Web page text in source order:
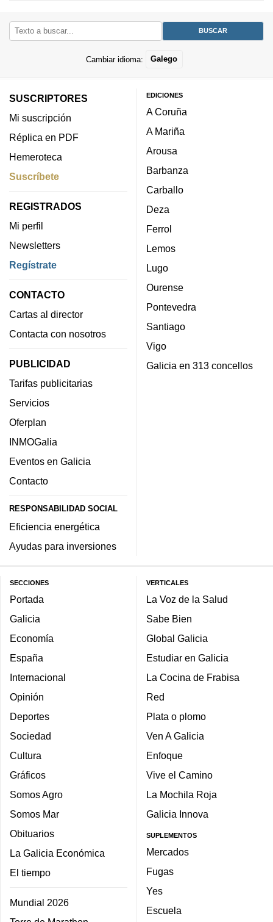
Cambiar idioma: Galego
SUSCRIPTORES
Mi suscripción
Réplica en PDF
Hemeroteca
Suscríbete
REGISTRADOS
Mi perfil
Newsletters
Regístrate
CONTACTO
Cartas al director
Contacta con nosotros
PUBLICIDAD
Tarifas publicitarias
Servicios
Oferplan
INMOGalia
Eventos en Galicia
Contacto
RESPONSABILIDAD SOCIAL
Eficiencia energética
Ayudas para inversiones
EDICIONES
A Coruña
A Mariña
Arousa
Barbanza
Carballo
Deza
Ferrol
Lemos
Lugo
Ourense
Pontevedra
Santiago
Vigo
Galicia en 313 concellos
SECCIONES
Portada
Galicia
Economía
España
Internacional
Opinión
Deportes
Sociedad
Cultura
Gráficos
Somos Agro
Somos Mar
Obituarios
La Galicia Económica
El tiempo
Mundial 2026
VERTICALES
La Voz de la Salud
Sabe Bien
Global Galicia
Estudiar en Galicia
La Cocina de Frabisa
Red
Plata o plomo
Ven A Galicia
Enfoque
Vive el Camino
La Mochila Roja
Galicia Innova
SUPLEMENTOS
Mercados
Fugas
Yes
Escuela